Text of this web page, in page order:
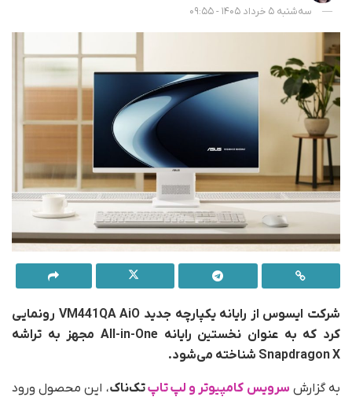
سه‌شنبه 5 خرداد 1405 - 09:55
شرکت ایسوس از رایانه یکپارچه جدید VM441QA AiO رونمایی
کرد که به‌ عنوان نخستین رایانه All-in-One مجهز به تراشه
Snapdragon X شناخته می‌شود.
به گزارش سرویس کامپیوتر و لپ تاپتک‌ناک، این محصول ورود